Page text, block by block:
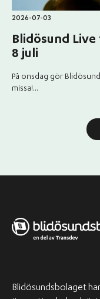
2026-07-03
Blidösund
8 juli
På onsdag gör
missa!...
Blidösundsbolaget